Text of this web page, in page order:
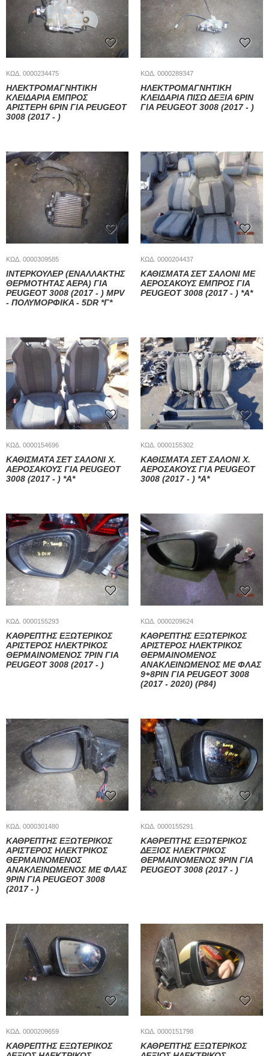
ΚΩΔ. 0000234475
ΗΛΕΚΤΡΟΜΑΓΝΗΤΙΚΗ
ΚΛΕΙΔΑΡΙΑ ΕΜΠΡΟΣ
ΑΡΙΣΤΕΡΗ 6PIN ΓΙΑ PEUGEOT
3008 (2017 - )
ΚΩΔ. 0000289347
ΗΛΕΚΤΡΟΜΑΓΝΗΤΙΚΗ
ΚΛΕΙΔΑΡΙΑ ΠΙΣΩ ΔΕΞΙΑ 6PIN
ΓΙΑ PEUGEOT 3008 (2017 - )
ΚΩΔ. 0000309585
ΙΝΤΕΡΚΟΥΛΕΡ (ΕΝΑΛΛΑΚΤΗΣ
ΘΕΡΜΟΤΗΤΑΣ ΑΕΡΑ) ΓΙΑ
PEUGEOT 3008 (2017 - ) MPV
- ΠΟΛΥΜΟΡΦΙΚΑ - 5DR *Γ*
ΚΩΔ. 0000204437
ΚΑΘΙΣΜΑΤΑ ΣΕΤ ΣΑΛΟΝΙ ΜΕ
ΑΕΡΟΣΑΚΟΥΣ ΕΜΠΡΟΣ ΓΙΑ
PEUGEOT 3008 (2017 - ) *Α*
ΚΩΔ. 0000154696
ΚΑΘΙΣΜΑΤΑ ΣΕΤ ΣΑΛΟΝΙ Χ.
ΑΕΡΟΣΑΚΟΥΣ ΓΙΑ PEUGEOT
3008 (2017 - ) *Α*
ΚΩΔ. 0000155302
ΚΑΘΙΣΜΑΤΑ ΣΕΤ ΣΑΛΟΝΙ Χ.
ΑΕΡΟΣΑΚΟΥΣ ΓΙΑ PEUGEOT
3008 (2017 - ) *Α*
ΚΩΔ. 0000155293
ΚΑΘΡΕΠΤΗΣ ΕΞΩΤΕΡΙΚΟΣ
ΑΡΙΣΤΕΡΟΣ ΗΛΕΚΤΡΙΚΟΣ
ΘΕΡΜΑΙΝΟΜΕΝΟΣ 7PIN ΓΙΑ
PEUGEOT 3008 (2017 - )
ΚΩΔ. 0000209624
ΚΑΘΡΕΠΤΗΣ ΕΞΩΤΕΡΙΚΟΣ
ΑΡΙΣΤΕΡΟΣ ΗΛΕΚΤΡΙΚΟΣ
ΘΕΡΜΑΙΝΟΜΕΝΟΣ
ΑΝΑΚΛΕΙΝΩΜΕΝΟΣ ΜΕ ΦΛΑΣ
9+8PIN ΓΙΑ PEUGEOT 3008
(2017 - 2020) (P84)
ΚΩΔ. 0000301480
ΚΑΘΡΕΠΤΗΣ ΕΞΩΤΕΡΙΚΟΣ
ΑΡΙΣΤΕΡΟΣ ΗΛΕΚΤΡΙΚΟΣ
ΘΕΡΜΑΙΝΟΜΕΝΟΣ
ΑΝΑΚΛΕΙΝΩΜΕΝΟΣ ΜΕ ΦΛΑΣ
9PIN ΓΙΑ PEUGEOT 3008
(2017 - )
ΚΩΔ. 0000155291
ΚΑΘΡΕΠΤΗΣ ΕΞΩΤΕΡΙΚΟΣ
ΔΕΞΙΟΣ ΗΛΕΚΤΡΙΚΟΣ
ΘΕΡΜΑΙΝΟΜΕΝΟΣ 9PIN ΓΙΑ
PEUGEOT 3008 (2017 - )
ΚΩΔ. 0000209659
ΚΑΘΡΕΠΤΗΣ ΕΞΩΤΕΡΙΚΟΣ
ΚΩΔ. 0000151798
ΚΑΘΡΕΠΤΗΣ ΕΞΩΤΕΡΙΚΟΣ